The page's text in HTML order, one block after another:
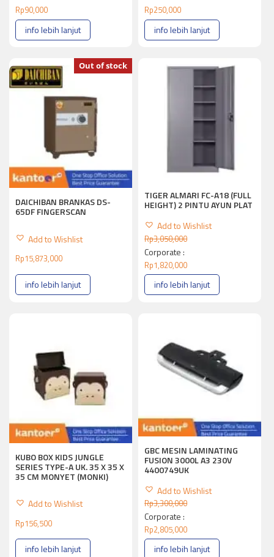
Rp90,000
info lebih lanjut
Rp250,000
info lebih lanjut
DAICHIBAN BRANKAS DS-
65DF FINGERSCAN
Add to Wishlist
Out of stock
Rp15,873,000
info lebih lanjut
TIGER ALMARI FC-A18 (FULL
HEIGHT) 2 PINTU AYUN PLAT
Add to Wishlist
Rp3,050,000
Corporate :
Rp1,820,000
info lebih lanjut
KUBO BOX KIDS JUNGLE
SERIES TYPE-A UK. 35 X 35 X
35 CM MONYET (MONKI)
Add to Wishlist
Rp156,500
info lebih lanjut
GBC MESIN LAMINATING
FUSION 3000L A3 230V
4400749UK
Add to Wishlist
Rp3,300,000
Corporate :
Rp2,805,000
info lebih lanjut